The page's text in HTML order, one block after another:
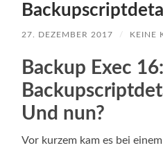
27. DEZEMBER 2017 / KEINE
Backup Exec 16:
Und nun?
Vor kurzem kam es bei